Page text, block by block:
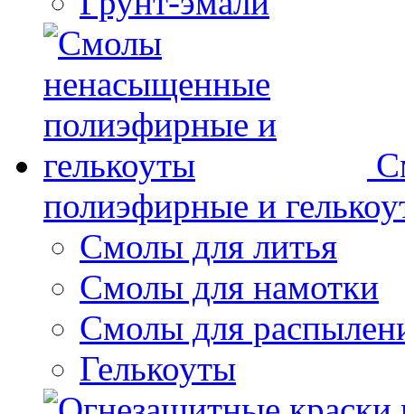
полиэфирные и
Смолы для литья
Смолы для намотки
Смолы для
Гелькоуты